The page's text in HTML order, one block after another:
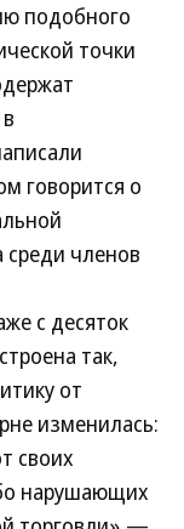
подобного
точки
говорится о
членов
с десяток
так,
от
изменилась:
своих
нарушающих